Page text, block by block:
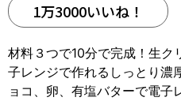
1万3000いいね！
材料３つで10分で完成！生ク
子レンジで作れるしっとり濃
ョコ、卵、有塩バターで電子